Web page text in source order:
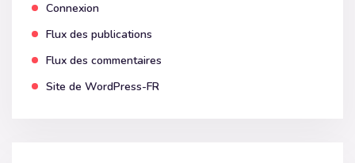
Connexion
Flux des publications
Flux des commentaires
Site de WordPress-FR